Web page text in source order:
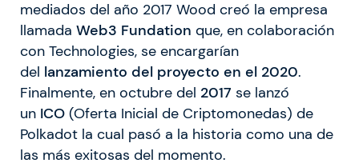
mediados del año 2017 Wood creó la empresa
llamada Web3 Fundation que, en colaboración
con Technologies, se encargarían
del lanzamiento del proyecto en el 2020.
Finalmente, en octubre del 2017 se lanzó
un ICO (Oferta Inicial de Criptomonedas) de
Polkadot la cual pasó a la historia como una de
las más exitosas del momento.